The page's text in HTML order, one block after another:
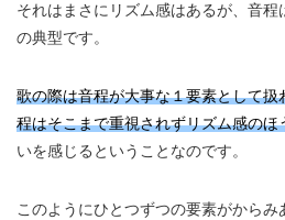
それはまさにリズム感はあるが、音程
の典型です。
歌の際は音程が大事な１要素として
程はそこまで重視されずリズム感のほ
いを感じるということなのです。
このようにひとつずつの要素がからみ